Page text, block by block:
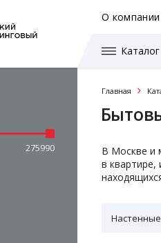
О компании
Каталог
275990
Главная
В Москве и
в
Настенные